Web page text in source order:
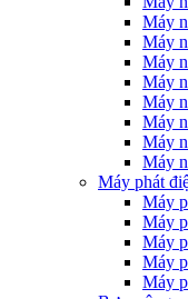
Máy
Máy
Máy
Máy
Máy
Máy
Máy
Máy
Máy phát
Máy
Máy
Máy
Máy
Máy